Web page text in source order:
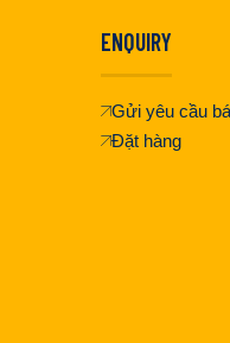
ENQUIRY
Gửi yêu cầu
Đặt hàng